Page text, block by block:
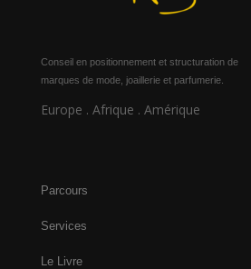
Conseil en positionnement et structuration de
marques de mode, joaillerie et parfumerie.
Europe . Afrique . Amérique
Parcours
Services
Le Livre